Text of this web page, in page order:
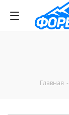
Главная -